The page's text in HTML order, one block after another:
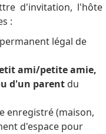
d'invitation, l'hôte
:
légal de
ami/petite amie,
d'un parentdu
enregistré (maison,
d'espace pour